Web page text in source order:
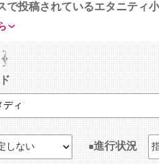
で投稿されているエタニティ
進行状況